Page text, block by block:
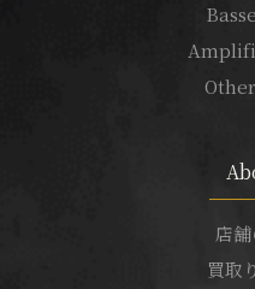
店
買取